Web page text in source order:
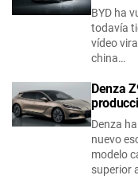
BYD ha
todavía
vídeo
china…
Denza
Denza
nuevo
modelo
superior